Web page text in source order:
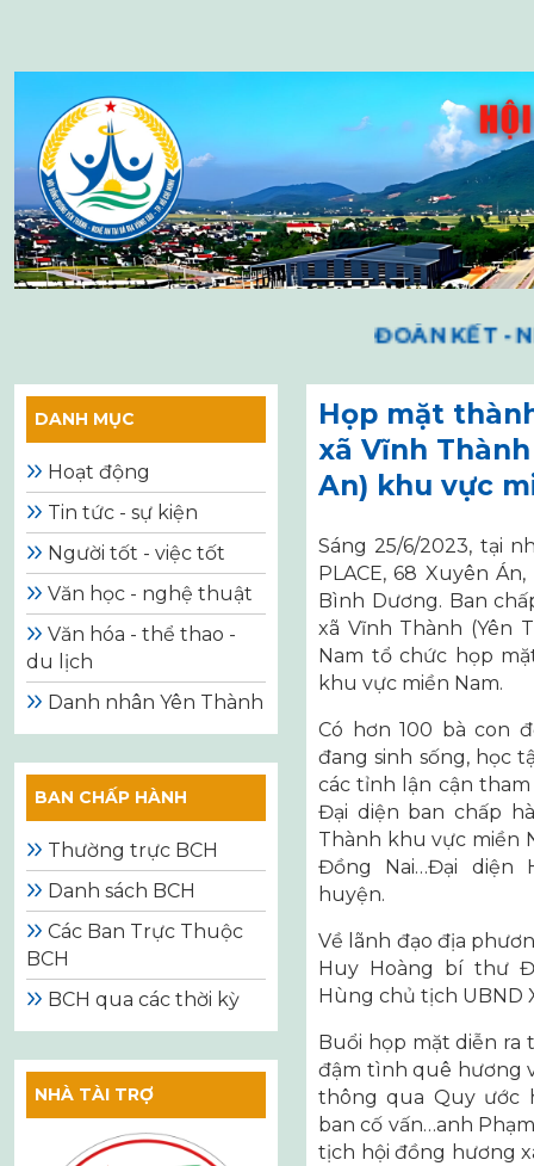
content
ĐOÀN KẾT -
DANH MỤC
Hoạt động
Tin tức - sự kiện
Người tốt - việc tốt
Văn học - nghệ thuật
Văn hóa - thể thao -
du lịch
Danh nhân Yên Thành
BAN CHẤP HÀNH
Thường trực BCH
Danh sách BCH
Các Ban Trực Thuộc
BCH
BCH qua các thời kỳ
NHÀ TÀI TRỢ
Họp mặt
xã Vĩnh
An) khu vực
Sáng 25/6/2023, tại
PLACE, 68 Xuyên
Bình Dương. Ban
xã Vĩnh Thành (Yên
Nam tổ chức họp
khu vực miền Nam.
Có hơn 100 bà con
đang sinh sống, học
các tỉnh lận cận tham
Đại diện ban chấp
Thành khu vực miền
Đồng Nai…Đại diện
huyện.
Về lãnh đạo địa
Huy Hoàng bí thư
Hùng chủ tịch UBND
Buổi họp mặt diễn
đậm tình quê hương
thông qua Quy ước
ban cố vấn…anh
tịch hội đồng hương